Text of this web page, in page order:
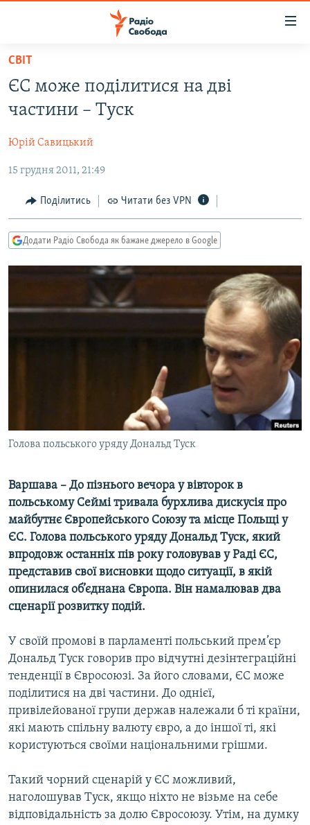
Перейти
основного
матеріалу
до
навігації
Перейти
пошуку
ПОЛІТИКА
ЕКОНОМІКА
СУСПІЛЬСТВО
СПОРТ
ВІЙНА
РОСІЙСЬКА «ФІЛЬТРАЦІЯ»
ДОНБАС.РЕАЛІЇ
КРИМ.РЕАЛІЇ
ТИ ЯК?
КИТАЙ.ВИКЛИКИ
УКР
КТАТ
ДОЛУЧАЙСЯ!
Усі сайти RFE/RL
СВІТ
ЄС може поділитися на дві
частини – Туск
Юрій Савицький
15 грудня 2011, 21:49
Поділитись Читати без VPN
Додати Радіо Свобода як бажане джерело в Google
Голова польського уряду Дональд Туск
Варшава – До пізнього вечора у вівторок в
польському Сеймі тривала бурхлива дискусія про
майбутнє Європейського Союзу та місце Польщі у
ЄС. Голова польського уряду Дональд Туск, який
впродовж останніх пів року головував у Раді ЄС,
представив свої висновки щодо ситуації, в якій
опинилася об’єднана Європа. Він намалював два
сценарії розвитку подій.
У своїй промові в парламенті польський прем’єр
Дональд Туск говорив про відчутні дезінтеграційні
тенденції в Євросоюзі. За його словами, ЄС може
поділитися на дві частини. До однієї,
привілейованої групи держав належали б ті країни,
які мають спільну валюту євро, а до іншої ті, які
користуються своїми національними грішми.
Такий чорний сценарій у ЄС можливий,
наголошував Туск, якщо ніхто не візьме на себе
відповідальність за долю Євросоюзу. Утім, на думку